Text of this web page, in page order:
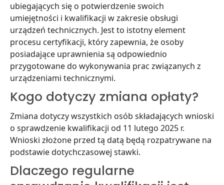
ubiegających się o potwierdzenie swoich
umiejętności i kwalifikacji w zakresie obsługi
urządzeń technicznych. Jest to istotny element
procesu certyfikacji, który zapewnia, że osoby
posiadające uprawnienia są odpowiednio
przygotowane do wykonywania prac związanych z
urządzeniami technicznymi.
Kogo dotyczy zmiana opłaty?
Zmiana dotyczy wszystkich osób składających wnioski
o sprawdzenie kwalifikacji od 11 lutego 2025 r.
Wnioski złożone przed tą datą będą rozpatrywane na
podstawie dotychczasowej stawki.
Dlaczego regularne